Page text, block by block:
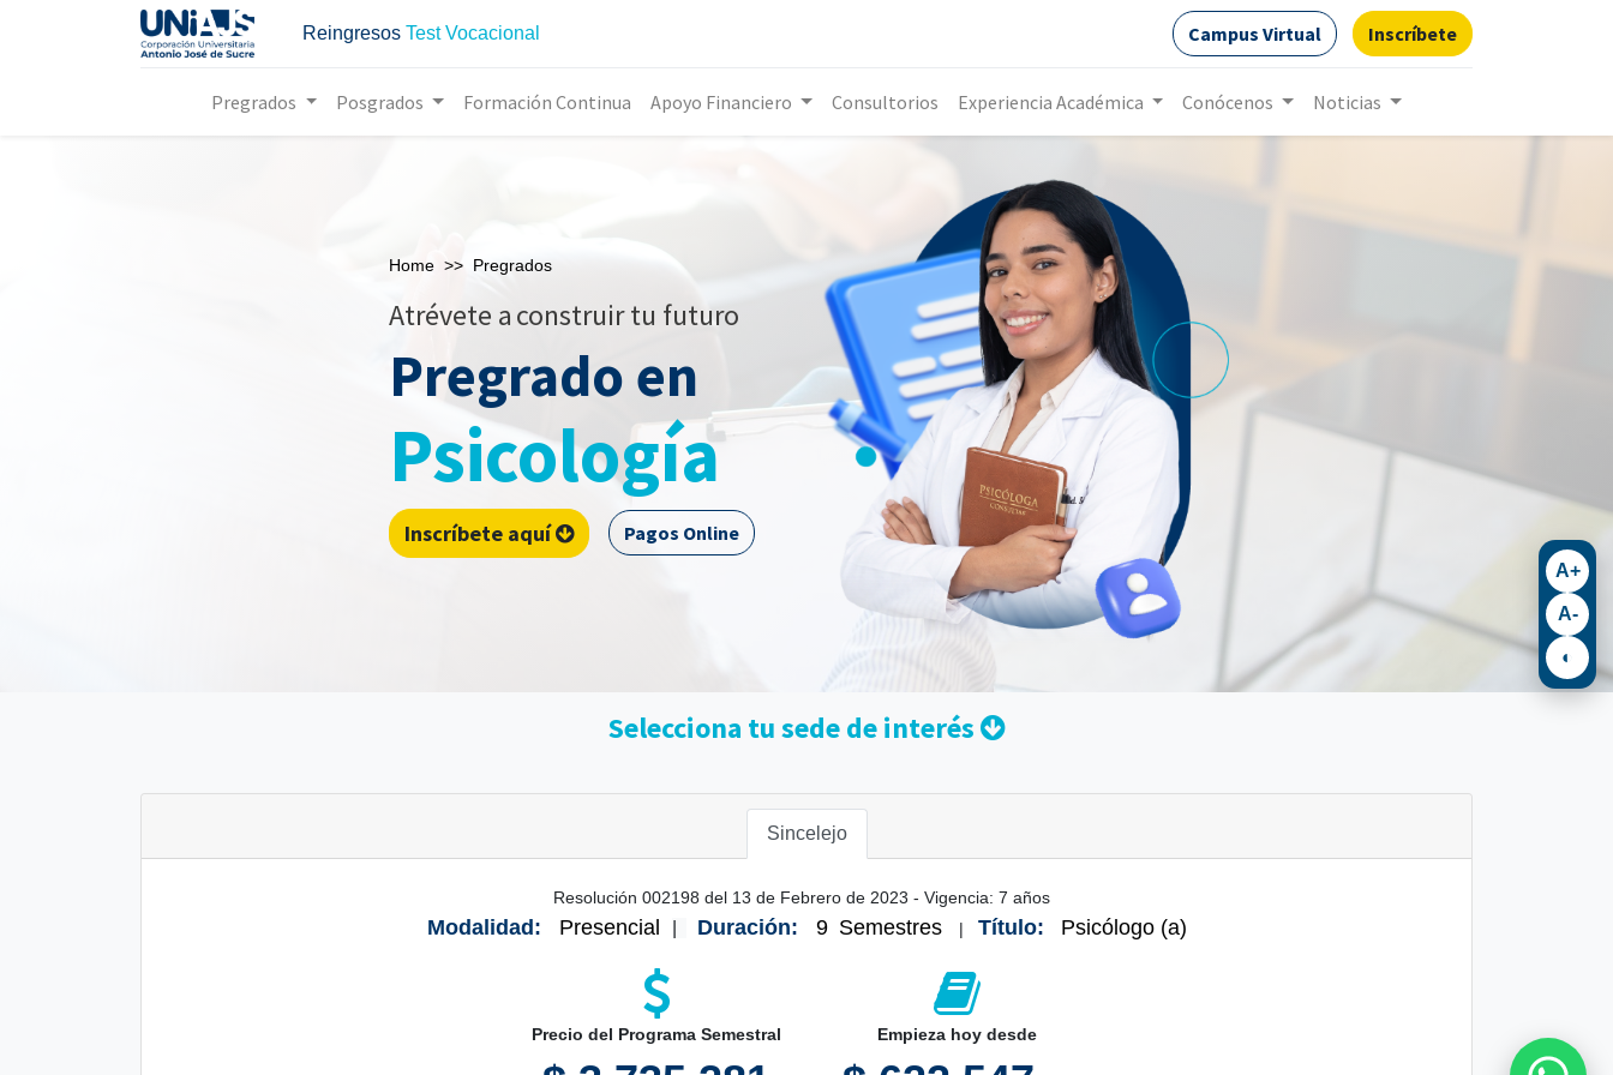
Reingresos Test Vocacional Campus Virtual Inscríbete
Pregrados Posgrados Formación Continua Apoyo Financiero Consultorios Experiencia Académica Conócenos Noticias
Home >> Pregrados
Atrévete aconstruir tu futuro
Pregrado en
Psicología
Inscríbete aquí Pagos Online
​Selecciona tu sede de interés
Sincelejo
Resolución 002198 del 13 de Febrero de 2023 - Vigencia: 7 años
Modalidad: Presencial Duración: 9 Semestres | Título: Psicólogo (a)
Precio del Programa Semestral Empieza hoy desde
A+
A-
◐